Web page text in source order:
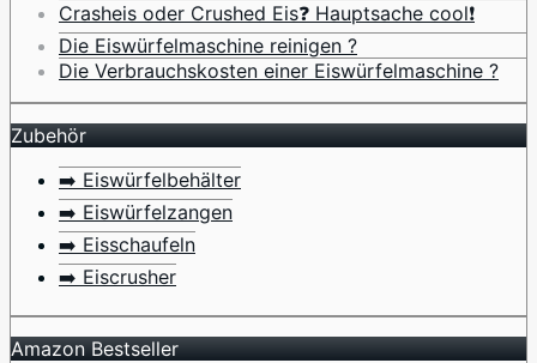
Crasheis oder Crushed Eis❓ Hauptsache cool❗
Die Eiswürfelmaschine reinigen ?
Die Verbrauchskosten einer Eiswürfelmaschine ?
Zubehör
➡️ Eiswürfelbehälter
➡️ Eiswürfelzangen
➡️ Eisschaufeln
➡️ Eiscrusher
Amazon Bestseller